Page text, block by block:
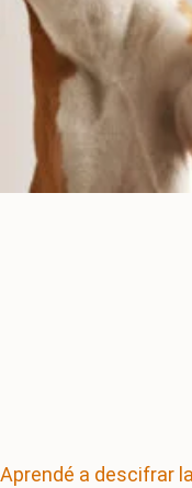
Aprendé a descifrar